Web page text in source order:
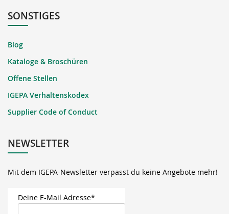
SONSTIGES
Blog
Kataloge & Broschüren
Offene Stellen
IGEPA Verhaltenskodex
Supplier Code of Conduct
NEWSLETTER
Mit dem IGEPA-Newsletter verpasst du keine Angebote mehr!
Deine E-Mail Adresse*